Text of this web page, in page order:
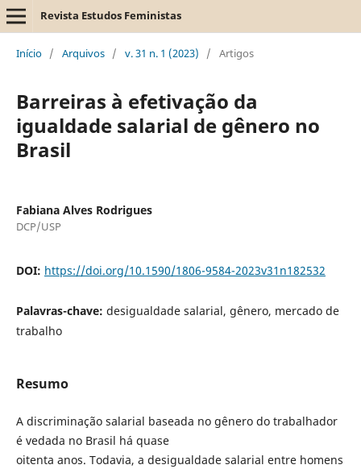
Revista Estudos Feministas
Início / Arquivos / v. 31 n. 1 (2023) / Artigos
Barreiras à efetivação da
igualdade salarial de gênero no
Brasil
Fabiana Alves Rodrigues
DCP/USP
DOI: https://doi.org/10.1590/1806-9584-2023v31n182532
Palavras-chave: desigualdade salarial, gênero, mercado de
trabalho
Resumo
A discriminação salarial baseada no gênero do trabalhador
é vedada no Brasil há quase
oitenta anos. Todavia, a desigualdade salarial entre homens